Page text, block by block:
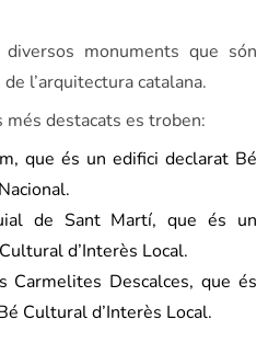
monuments que són
l’arquitectura catalana.
destacats es troben:
que és un edifici declarat Bé
de Sant Martí, que és un
d’Interès Local.
Carmelites Descalces, que és
Cultural d’Interès Local.